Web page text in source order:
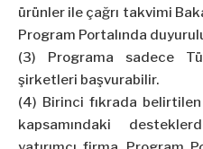
ürünler ile çağrı takvimi
Program Portalında
(3) Programa sadece
şirketleri başvurabilir.
(4) Birinci fıkrada
kapsamındaki